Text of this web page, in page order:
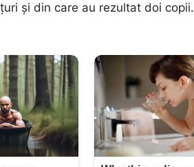
și din care au rezultat doi copii.